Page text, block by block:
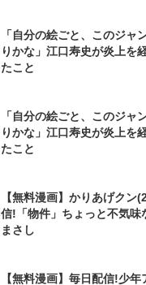
「自分の絵ごと、このジャ
りかな」江口寿史が炎上を
たこと
「自分の絵ごと、このジャ
りかな」江口寿史が炎上を
たこと
【無料漫画】かりあげクン
信!「物件」ちょっと不気味
まさし
【無料漫画】毎日配信!少